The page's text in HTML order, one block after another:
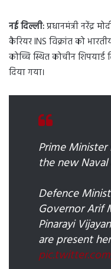
नई दिल्ली:प्रधानमंत्री नरेंद्र
कैरियर INS विक्रांत को
कोच्चि स्थित कोचीन
दिया गया।
Prime
the new Naval
Defence
Governor Arif
Pinarayi
are present